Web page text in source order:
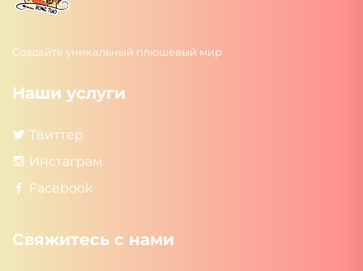
Создайте уникальный плюшевый мир
Наши услуги
Твиттер
Инстаграм
Facebook
Свяжитесь с нами